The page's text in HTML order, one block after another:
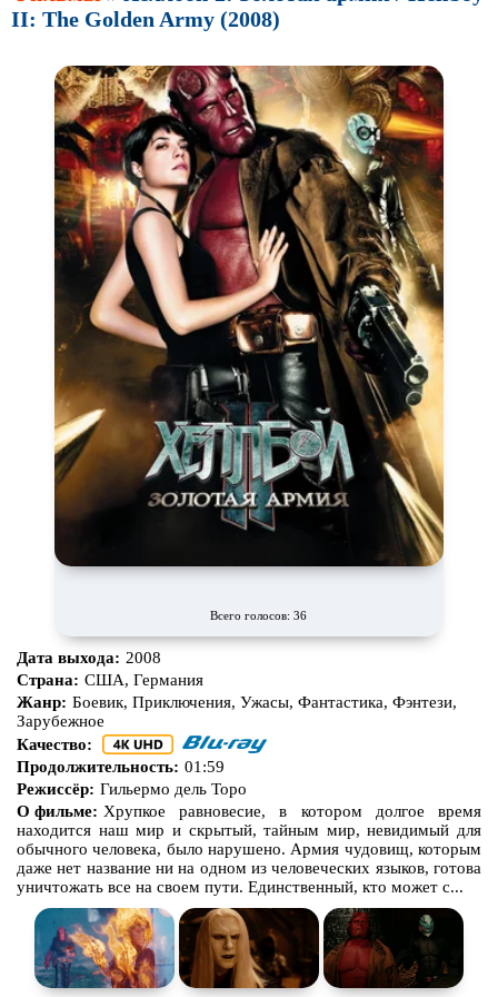
Врачи Гении
Индийское кино Киберпанк
Коллекция Комикс
Маги и Волшебники Наркотики
Новогодние Основанное нареальных
событиях
Параллельные миры
ПереводГоблина
ПереводКубик в Кубе Перевод Кураж-Бамбей
Пеплум Подростковая жестокость
Постапокалипсис Призраки
Про акул Про апокалипсис
Про богов Про богатых
Про вампиров Про ведьм
Про викингов
Про драконов
Про зомби Про инопланетян
Про корабли и подводные
лодки
Про любовь
убийц
Про мафию
Про оборотней
Про пиратов Про подростков
Про путешествияво времени Про роботов
Про рыцарей Про самолёты
II: The Golden Army (2008)
Всего голосов: 36
Дата выхода: 2008
Страна: США, Германия
Жанр: Боевик, Приключения, Ужасы, Фантастика, Фэнтези,
Зарубежное
Качество:
Продолжительность: 01:59
Режиссёр: Гильермо дель Торо
О фильме: Хрупкое равновесие, в котором долгое время
находится наш мир и скрытый, тайным мир, невидимый для
обычного человека, было нарушено. Армия чудовищ, которым
даже нет название ни на одном из человеческих языков, готова
уничтожать все на своем пути. Единственный, кто может с...